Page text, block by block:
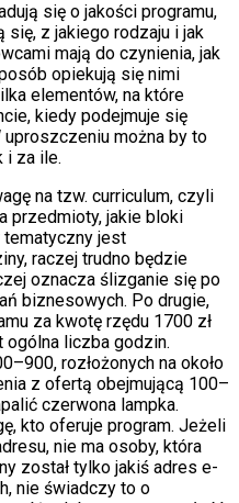
się o jakości programu,
się, z jakiego rodzaju i jak
mają do czynienia, jak
opiekują się nimi
elementów, na które
kiedy podejmuje się
można by to
i za ile.
na tzw. curriculum, czyli
przedmioty, jakie bloki
jest
raczej trudno będzie
oznacza ślizganie się po
biznesowych. Po drugie,
za kwotę rzędu 1700 zł
ogólna liczba godzin.
rozłożonych na około
z ofertą obejmującą 100–
czerwona lampka.
kto oferuje program. Jeżeli
nie ma osoby, która
został tylko jakiś adres e-
nie świadczy to o